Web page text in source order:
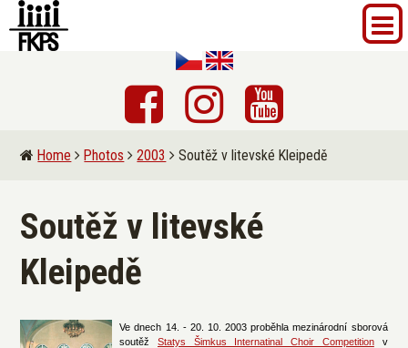
Home Photos 2003 Soutěž v litevské Kleipedě
Soutěž v litevské
Kleipedě
Ve dnech 14. - 20. 10. 2003 proběhla mezinárodní sborová
soutěž Statys Šimkus Internatinal Choir Competitionv